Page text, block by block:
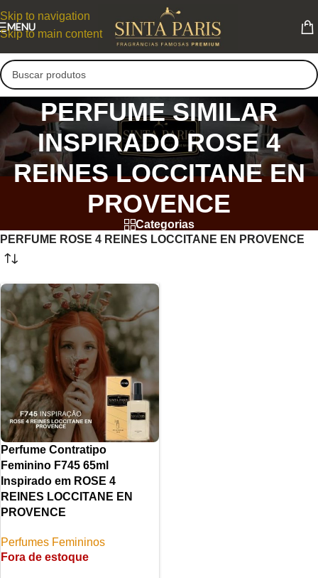
Skip to navigation
Skip to main content
MENU
PERFUME SIMILAR
INSPIRADO ROSE 4
REINES LOCCITANE EN
PROVENCE
Categorias
PERFUME ROSE 4 REINES LOCCITANE EN PROVENCE
Perfume Contratipo
Feminino F745 65ml
Inspirado em ROSE 4
REINES LOCCITANE EN
PROVENCE
Perfumes Femininos
Fora de estoque